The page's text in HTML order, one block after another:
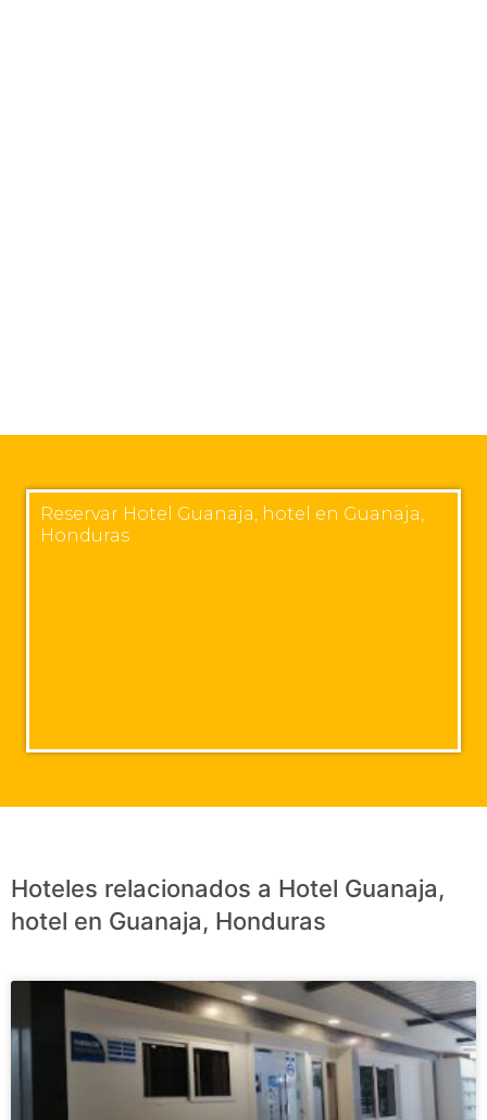
Reservar Hotel Guanaja, hotel en Guanaja,
Honduras
Hoteles relacionados a Hotel Guanaja,
hotel en Guanaja, Honduras